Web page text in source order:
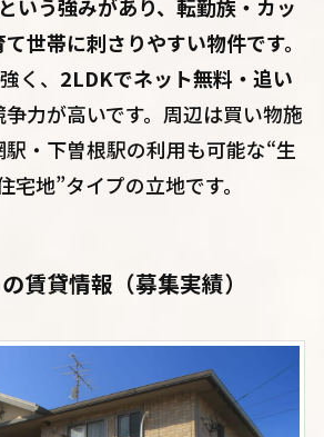
いう強みがあり、転勤族・カッ
世帯に刺さりやすい物件です。
く、 2LDKでネット無料・追い
争力が高いです。周辺は買い物施
・下曽根駅の利用も可能な“生
地”タイプの立地です。
の賃貸情報（募集実績）